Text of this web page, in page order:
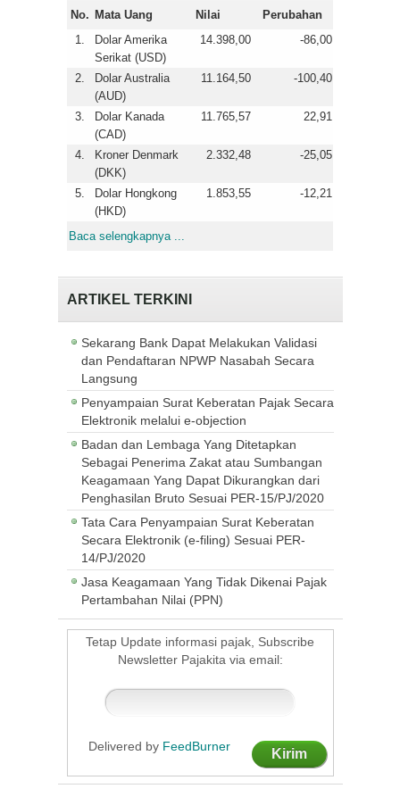
No. Mata Uang Nilai
Perubahan
1.
Dolar Amerika
Serikat (USD)
14.398,00 -86,00
2.
Dolar Australia
(AUD)
11.164,50 -100,40
3.
Dolar Kanada
(CAD)
11.765,57 22,91
4.
Kroner Denmark
(DKK)
2.332,48 -25,05
5.
Dolar Hongkong
(HKD)
1.853,55 -12,21
Baca selengkapnya ...
ARTIKEL TERKINI
Sekarang Bank Dapat Melakukan Validasi
dan Pendaftaran NPWP Nasabah Secara
Langsung
Penyampaian Surat Keberatan Pajak Secara
Elektronik melalui e-objection
Badan dan Lembaga Yang Ditetapkan
Sebagai Penerima Zakat atau Sumbangan
Keagamaan Yang Dapat Dikurangkan dari
Penghasilan Bruto Sesuai PER-15/PJ/2020
Tata Cara Penyampaian Surat Keberatan
Secara Elektronik (e-filing) Sesuai PER-
14/PJ/2020
Jasa Keagamaan Yang Tidak Dikenai Pajak
Pertambahan Nilai (PPN)
Tetap Update informasi pajak, Subscribe
Newsletter Pajakita via email:
Delivered by FeedBurner